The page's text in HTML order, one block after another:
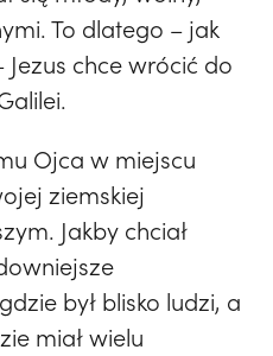
To dlatego – jak
chce wrócić do
Ojca w miejscu
ziemskiej
Jakby chciał
był blisko ludzi, a
miał wielu